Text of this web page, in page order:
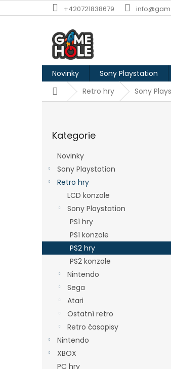
na
+420721838679
Novinky Sony Playstation
DomůRetro hry Sony
e
l
kategorie
Kategorie
Novinky
Sony Playstation
Retro hry
LCD konzole
Sony Playstation
PS1 hry
PS1 konzole
PS2 hry
PS2 konzole
Nintendo
Sega
Atari
Ostatní retro
Retro časopisy
Nintendo
XBOX
PC hry